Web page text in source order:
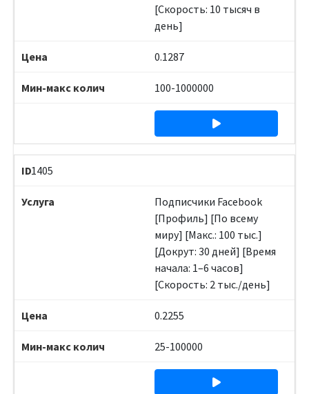
[Скорость: 10 тысяч в
день]
0.1287
100-1000000
1405
Подписчики Facebook
[Профиль] [По всему
миру] [Макс.: 100 тыс.]
[Докрут: 30 дней] [Время
начала: 1–6 часов]
[Скорость: 2 тыс./день]
0.2255
25-100000